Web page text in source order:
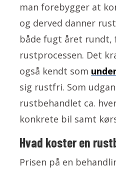
man forebygger at
og derved danner
både fugt året rundt,
rustprocessen. Det
også kendt som
sig rustfri. Som
rustbehandlet ca.
konkrete bil samt
Hvad koster en
Prisen på en